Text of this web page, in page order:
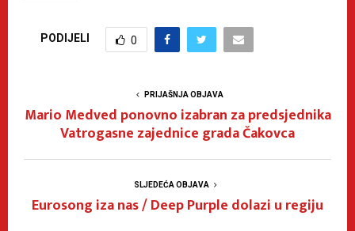
PODIJELI 0
PRIJAŠNJA OBJAVA
Mario Medved ponovno izabran za predsjednika
Vatrogasne zajednice grada Čakovca
SLJEDEĆA OBJAVA
Eurosong iza nas / Deep Purple dolazi u regiju